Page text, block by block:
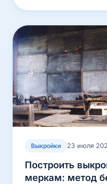
Выкройки 23 июля
Построить
меркам: метод